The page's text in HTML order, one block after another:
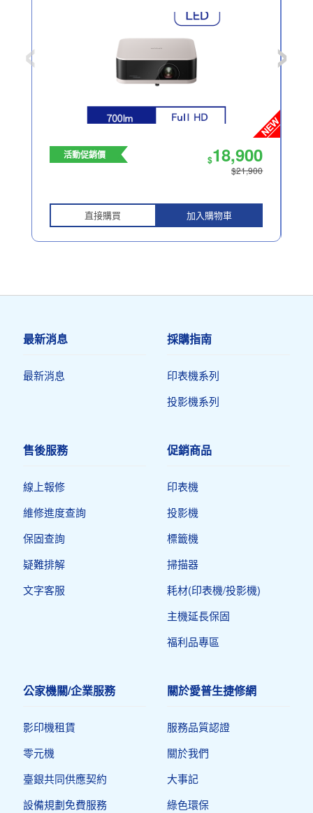
活動促銷價 $18,900
$21,900
直接購買 加入購物車
‹ ›
最新消息
最新消息
採購指南
印表機系列
投影機系列
售後服務
線上報修
維修進度查詢
保固查詢
疑難排解
文字客服
促銷商品
印表機​
投影機
標籤機
掃描器
耗材(印表機/投影機)
主機延長保固
福利品專區
公家機關/企業服務
影印機租賃
零元機
臺銀共同供應契約
設備規劃免費服務
關於愛普生捷修網
服務品質認證
關於我們
大事記
綠色環保